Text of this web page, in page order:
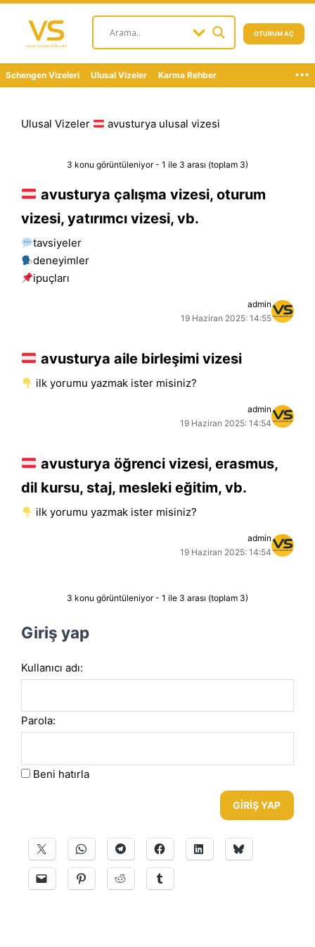
OTURUM AÇ
Schengen Vizeleri Ulusal Vizeler Karma Rehber ...
Ulusal Vizeler avusturya ulusal vizesi
3 konu görüntüleniyor - 1 ile 3 arası (toplam 3)
avusturya çalışma vizesi, oturum
vizesi, yatırımcı vizesi, vb.
tavsiyeler
deneyimler
i̇puçları
admin
19 Haziran 2025: 14:55
avusturya aile birleşimi vizesi
i̇lk yorumu yazmak ister misiniz?
admin
19 Haziran 2025: 14:54
avusturya öğrenci vizesi, erasmus,
dil kursu, staj, mesleki eğitim, vb.
i̇lk yorumu yazmak ister misiniz?
admin
19 Haziran 2025: 14:54
3 konu görüntüleniyor - 1 ile 3 arası (toplam 3)
Giriş yap
Kullanıcı adı:
Parola:
Beni hatırla
GIRIŞ YAP